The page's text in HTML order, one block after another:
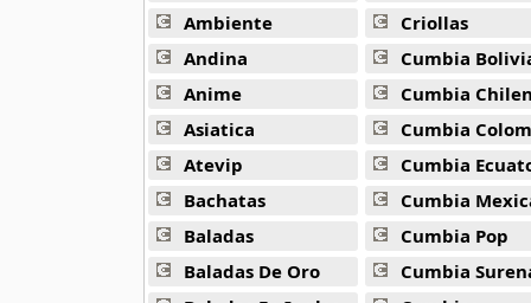
Damaris
11 músicas online
Danielito
5 músicas online
Dennis Fabricio
7 músicas online
Diosdado Gaitan
30 músicas online
Ambiente
Andina
Anime
Asiatica
Atevip
Bachatas
Baladas
Baladas De Oro
Criollas
Cumbia
Cumbia
Cumbia
Cumbia
Cumbia
Cumbia Pop
Cumbia